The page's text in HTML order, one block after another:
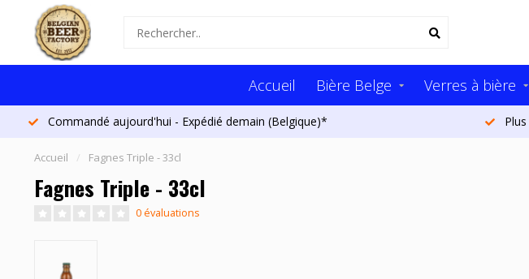
Accueil Bière Belge Verres à bière
Commandé aujourd'hui - Expédié demain (Belgique)*
Accueil / Fagnes Triple - 33cl
Fagnes Triple - 33cl
0 évaluations